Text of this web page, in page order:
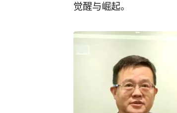
觉醒与崛起。